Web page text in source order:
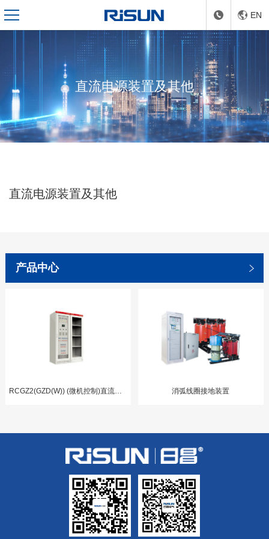
EN
直流电源装置及其他
直流电源装置及其他
产品中心
RCGZ2(GZD(W)) (微机控制)直流电源柜 消弧线圈接地装置